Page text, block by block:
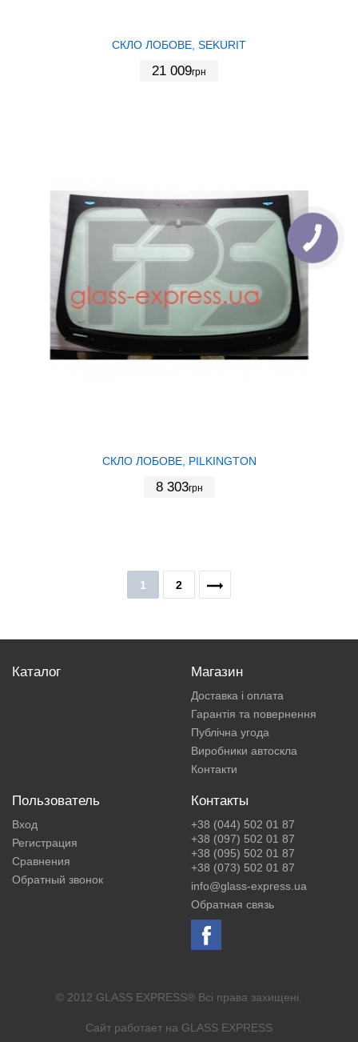
СКЛО ЛОБОВЕ, SEKURIT
21 009грн
СКЛО ЛОБОВЕ, PILKINGTON
8 303грн
1 2
Каталог Магазин
Доставка і оплата
Гарантія та повернення
Публічна угода
Виробники автоскла
Контакти
Пользователь
Вход
Регистрация
Сравнения
Обратный звонок
Контакты
+38 (044) 502 01 87
+38 (097) 502 01 87
+38 (095) 502 01 87
+38 (073) 502 01 87
info@glass-express.ua
Обратная связь
© 2012 GLASS EXPRESS® Всі права захищені.
Сайт работает на GLASS EXPRESS